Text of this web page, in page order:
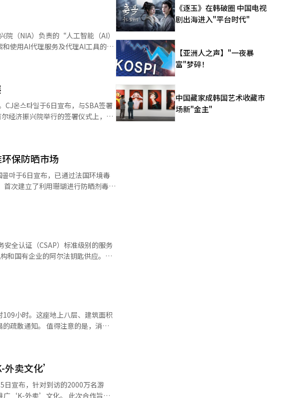
是过去的资料，原因是“最新资料
人一起举报的猜测，他也全面否
如何正常化的问题”，并强调此次
和经营正常化。”另外，1968年出
人任先代董事长。随后于2017年
不足够。需要确认“计划是否真
查国家碳中和绿色增长基本计划的
在可持续发展目标和气候应对方面
这一认识正在成为国际共识。这一
需要思考“审计应关注什么”。政
布的《气候变化绩效审计与合规
绩效被替代为达成目标的程序，
划报告的事实本身就被视为成果。
。识别这一陷阱并推动执行是气候
承担了法律义务，因此在预算的制
机构的ESG和可再生能源部门在碳
将包括：普及目标和实际达成值是
实际决策，之前的审计指摘是否在
温室气体会计原则等已有验证标
设施是否已安装”，而是要问“减
选择来认真对待。 ※ 本报道经人
院（NIA）负责的“人工智能（AI）
使用AI代理服务及代理AI工具的平
放生态系统。此次项目的规模预
了卡卡欧自开发的AI模型“卡纳
型上下文协议）等支持平台内工具
觉控制等多个阶段的验证程序，并
术能力。卡卡欧目前运营着拥有
AI Agent Builder）”。此外，还
化的项目。通过AI代理挑战赛、黑
卡卡欧AI协同成果领导者金世雄表
力和平台运营经验，将为开发者
续的市场。” 此外，卡卡欧还在
。只需拥有卡卡欧账户，任何人都
础。※ 本报道经人工智能（AI）系
온스타일于6日宣布，与SBA签署
经济振兴院举行的签署仪式上，李
席。此次协议旨在结合CJ온스타일
动“首尔콘(SEOULCon)”相关的
在全球舞台上腾飞的实际机会将得
全球市场上成长。”另外，CJ온스
中，移动应用安装数量较去年
保防晒市场
否经过珊瑚安全性测试，而客户也
全认证（CSAP）标准级别的服务
和国有企业的阿尔法钥匙供应。
云服务是否符合信息保护标准的
问多个工作服务。同时，它能够实
尔法钥匙采用了“同态加密”技术，
码（PQC）认证技术。 LG U+正在
）。根据验证结果，LG U+计划在
成律（专务）表示：“阿尔法钥匙
小时。这座地上八层、建筑面积
意的是，消防
并表示该中心的消防设施符合法律
生时可燃物质和火势蔓延的路径也
雾和热量积聚，使消防员的进入和
卖文化’
文化。 此次合作旨在
《逐玉》在韩破圈 中国电视
剧出海进入"平台时代"
【亚洲人之声】"一夜暴
富"梦碎！
中国藏家成韩国艺术收藏市
场新"金主"